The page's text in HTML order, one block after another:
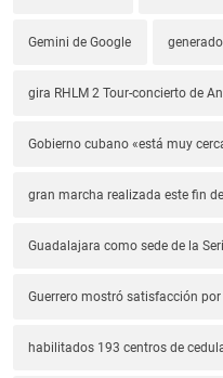
Gemini de Google
gira RHLM 2 Tour-concierto de
Gobierno cubano «está muy
gran marcha realizada este fin
Guadalajara como sede de la
Guerrero mostró satisfacción
habilitados 193 centros de